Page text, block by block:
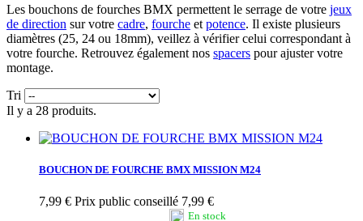
Les bouchons de fourches BMX permettent le serrage de votre jeux
de direction sur votre cadre, fourche et potence. Il existe plusieurs
diamètres (25, 24 ou 18mm), veillez à vérifier celui correspondant à
votre fourche. Retrouvez également nos spacers pour ajuster votre
montage.
Tri
Il y a 28 produits.
BOUCHON DE FOURCHE BMX MISSION M24
7,99 € Prix public conseillé 7,99 €
En stock